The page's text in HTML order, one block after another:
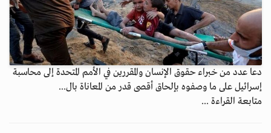
دعا عدد من خبراء حقوق الإنسان والمقررين في الأمم المتحدة إلى محاسبة
إسرائيل على ما وصفوه بإلحاق أقصى قدر من المعاناة بال...
متابعة القراءة ...